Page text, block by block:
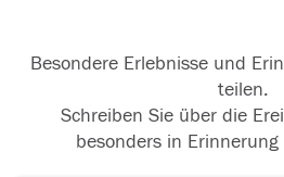
Besondere Erlebnisse und
teilen.
Schreiben Sie über die
besonders in